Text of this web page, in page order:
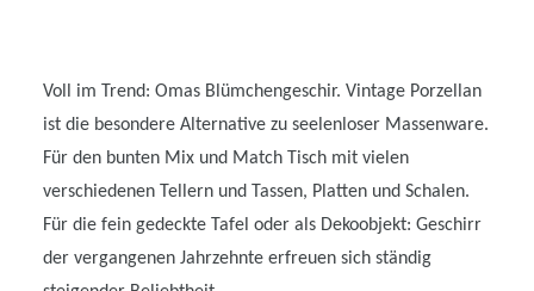
Voll im Trend: Omas Blümchengeschir. Vintage Porzellan
ist die besondere Alternative zu seelenloser Massenware.
Für den bunten Mix und Match Tisch mit vielen
verschiedenen Tellern und Tassen, Platten und Schalen.
Für die fein gedeckte Tafel oder als Dekoobjekt: Geschirr
der vergangenen Jahrzehnte erfreuen sich ständig